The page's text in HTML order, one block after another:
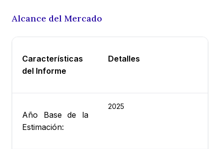
Alcance del Mercado
Características
del Informe
Detalles
Año Base de la
Estimación:
2025